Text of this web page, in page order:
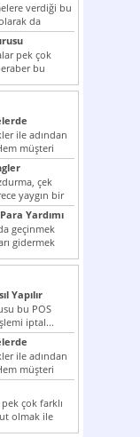
verdiği bu
da
pek çok
bu
ile adından
müşteri
çek
yaygın bir
Yardımı
geçinmek
gidermek
Yapılır
bu POS
iptal...
ile adından
müşteri
çok farklı
olmak ile